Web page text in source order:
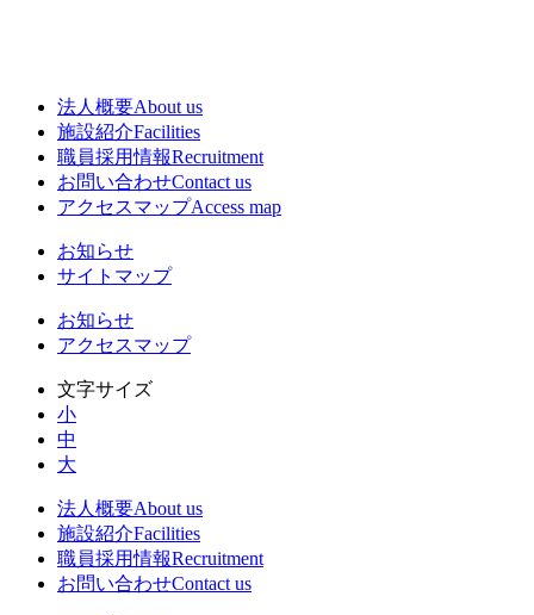
法人概要About us
施設紹介Facilities
職員採用情報Recruitment
お問い合わせContact us
アクセスマップAccess map
お知らせ
サイトマップ
お知らせ
アクセスマップ
文字サイズ
小
中
大
法人概要About us
施設紹介Facilities
職員採用情報Recruitment
お問い合わせContact us